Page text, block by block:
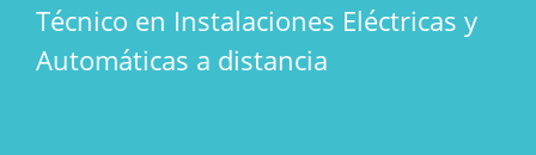
Técnico en Instalaciones Eléctricas y
Automáticas a distancia